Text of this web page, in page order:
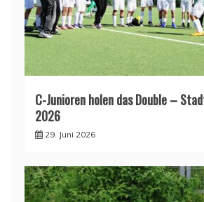
C-Junioren holen das Double –
2026
29. Juni 2026